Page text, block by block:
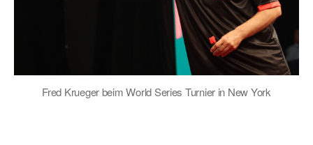
Fred Krueger beim World Series Turnier in New York